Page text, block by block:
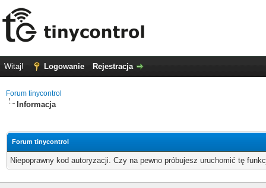
Witaj! Logowanie Rejestracja
Forum tinycontrol
Informacja
Forum tinycontrol
Niepoprawny kod autoryzacji. Czy na pewno próbujesz uruchomić tę